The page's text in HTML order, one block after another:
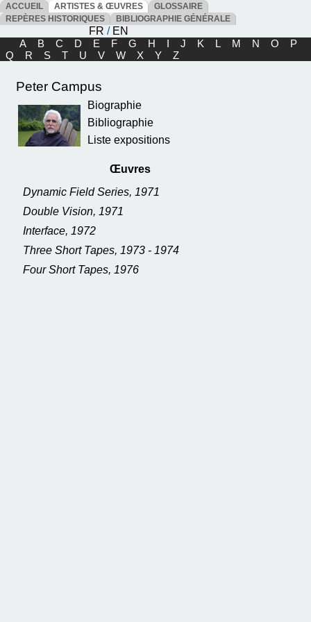
ACCUEIL ARTISTES & ŒUVRES
GLOSSAIRE
REPÈRES HISTORIQUES
BIBLIOGRAPHIE GÉNÉRALE
FR / EN
A
B C D E F G H I J K L M N O
P
Q
R S T U V W X Y Z